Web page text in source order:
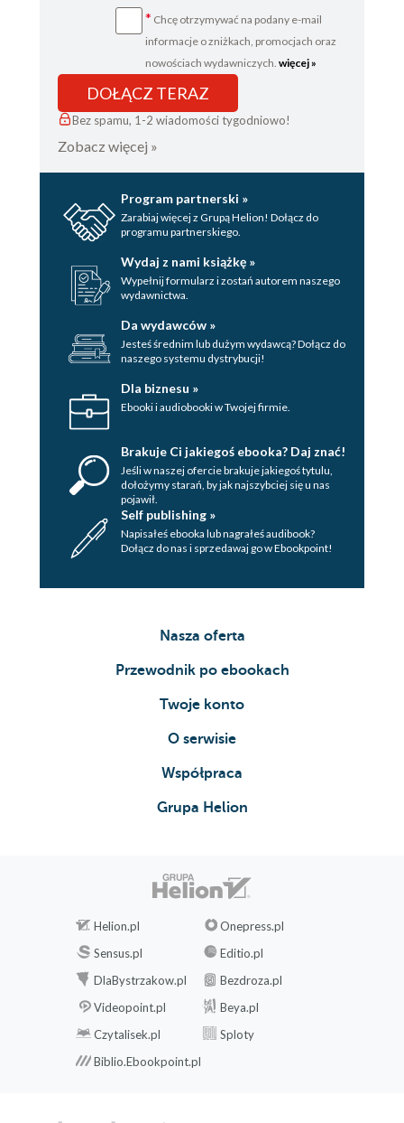
* Chcę otrzymywać na podany e-mail
informacje o zniżkach, promocjach oraz
nowościach wydawniczych. więcej »
DOŁĄCZ TERAZ
Bez spamu, 1-2 wiadomości tygodniowo!
Zobacz więcej »
Program partnerski »
Zarabiaj więcej z Grupą Helion! Dołącz do
programu partnerskiego.
Wydaj z nami książkę »
Wypełnij formularz i zostań autorem naszego
wydawnictwa.
Da wydawców »
Jesteś średnim lub dużym wydawcą? Dołącz do
naszego systemu dystrybucji!
Dla biznesu »
Ebooki i audiobooki w Twojej firmie.
Brakuje Ci jakiegoś ebooka? Daj znać!
Jeśli w naszej ofercie brakuje jakiegoś tytulu,
dołożymy starań, by jak najszybciej się u nas
pojawił.
Self publishing »
Napisałeś ebooka lub nagrałeś audibook?
Dołącz do nas i sprzedawaj go w Ebookpoint!
Nasza oferta
Przewodnik po ebookach
Twoje konto
O serwisie
Współpraca
Grupa Helion
Helion.pl
Onepress.pl
Sensus.pl
Editio.pl
DlaBystrzakow.pl
Bezdroza.pl
Videopoint.pl
Beya.pl
Czytalisek.pl
Sploty
Biblio.Ebookpoint.pl